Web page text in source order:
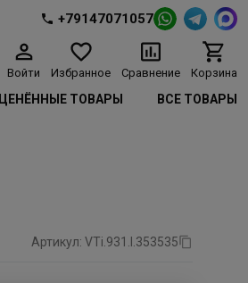
+79147071057
Войти Избранное Сравнение Корзина
ТОВАРЫ ВСЕ ТОВАРЫ
Артикул: VTi.931.I.353535